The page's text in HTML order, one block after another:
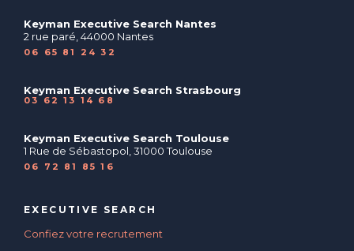
Keyman Executive Search Nantes
2 rue paré, 44000 Nantes
06 65 81 24 32
Keyman Executive Search Strasbourg
03 62 13 14 68
Keyman Executive Search Toulouse
1 Rue de Sébastopol, 31000 Toulouse
06 72 81 85 16
EXECUTIVE SEARCH
Confiez votre recrutement